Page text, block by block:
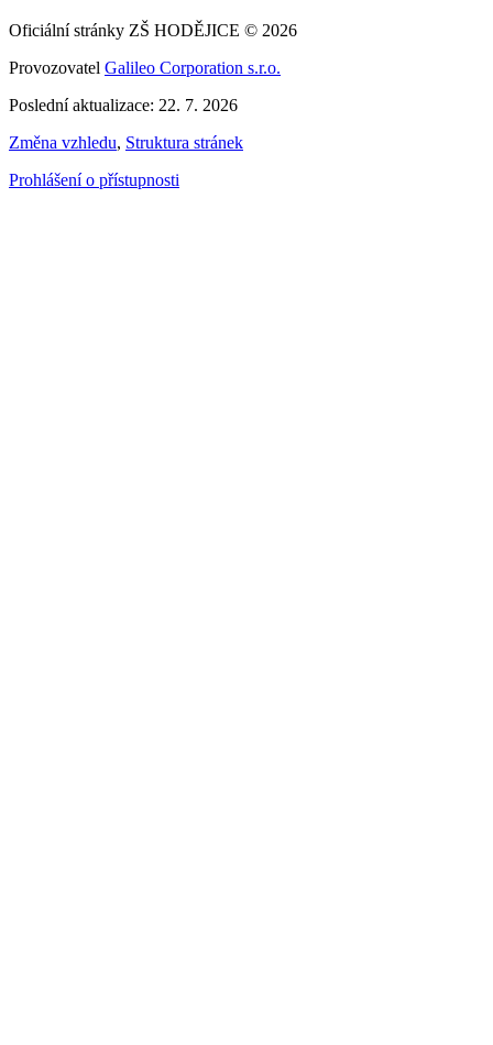
Oficiální stránky ZŠ HODĚJICE © 2026
Provozovatel Galileo Corporation s.r.o.
Poslední aktualizace: 22. 7. 2026
Změna vzhledu, Struktura stránek
Prohlášení o přístupnosti